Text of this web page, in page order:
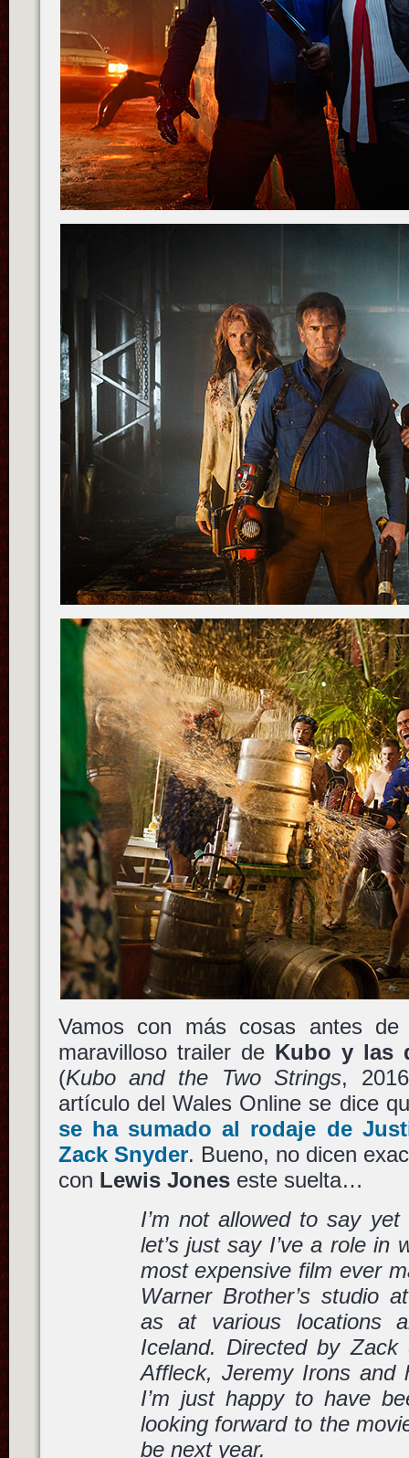
Vamos con más cosas antes
maravilloso trailer de Kubo y las
(Kubo and the Two Strings,
artículo del Wales Online se dice
se ha sumado al rodaje de
Zack Snyder. Bueno, no dicen
con Lewis Joneseste suelta…
I’m not allowed to say
let’s just say I’ve a role in
most expensive film ever
Warner Brother’s studio
as at various locations
Iceland. Directed by
Affleck, Jeremy Irons and
I’m just happy to have
looking forward to the
be next year.